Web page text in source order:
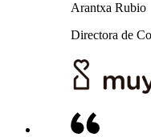
Arantxa Rubio
Directora de